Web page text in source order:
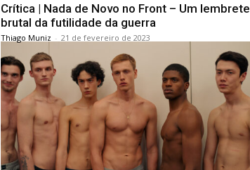
Crítica | Nada de Novo no Front – Um lembrete
brutal da futilidade da guerra
Thiago Muniz - 21 de fevereiro de 2023